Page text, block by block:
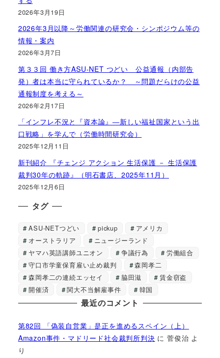
2026年3月19日
2026年3月以降～労働関連の研究会・シンポジウム等の
情報・案内
2026年3月7日
第３３回 働き方ASU-NET つどい 公益通報（内部告
発）者は本当に守られているか？ ～問題だらけの公益
通報制度を考える～
2026年2月17日
「インフレ不況と『資本論』―新しい福祉国家という出
口戦略」を学んで（労働時間研究会）
2025年12月11日
新刊紹介 『チェンジ アクション 生活保護 － 生活保護
裁判30年の軌跡』（明石書店、2025年11月）
2025年12月6日
タグ
ASU-NETつどい pickup
アメリカ
オーストラリア
ニュージーランド
ヤマハ英語講師ユニオン
争議行為
労働組合
守口市学童保育雇い止め裁判
森岡孝二
森岡孝二の連続エッセイ
脇田滋
賃金窃盗
開催済
関大不当解雇事件 韓国
最近のコメント
第82回 「偽装自営業」是正を進めるスペイン（上）
Amazon事件・マドリード社会裁判所判決 に菅俊治 よ
り